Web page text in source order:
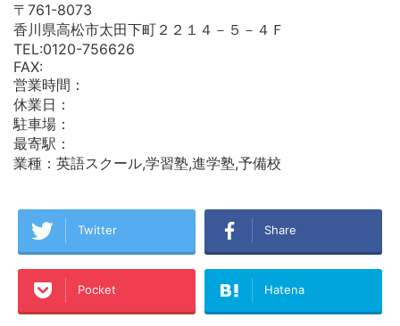
〒761-8073
香川県高松市太田下町２２１４－５－４Ｆ
TEL:0120-756626
FAX:
営業時間：
休業日：
駐車場：
最寄駅：
業種：英語スクール,学習塾,進学塾,予備校
Twitter Share
Pocket Hatena